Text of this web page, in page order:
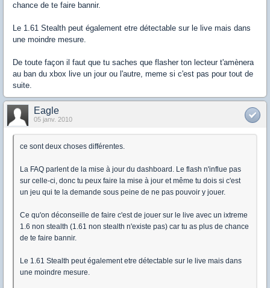
chance de te faire bannir.
Le 1.61 Stealth peut également etre détectable sur le live mais dans
une moindre mesure.
De toute façon il faut que tu saches que flasher ton lecteur t'amènera
au ban du xbox live un jour ou l'autre, meme si c'est pas pour tout de
suite.
Eagle
05 janv. 2010
ce sont deux choses différentes.
La FAQ parlent de la mise à jour du dashboard. Le flash n'influe pas
sur celle-ci, donc tu peux faire la mise à jour et même tu dois si c'est
un jeu qui te la demande sous peine de ne pas pouvoir y jouer.
Ce qu'on déconseille de faire c'est de jouer sur le live avec un ixtreme
1.6 non stealth (1.61 non stealth n'existe pas) car tu as plus de chance
de te faire bannir.
Le 1.61 Stealth peut également etre détectable sur le live mais dans
une moindre mesure.